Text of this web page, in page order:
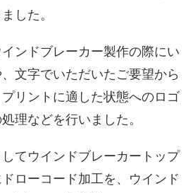
した。
ンドブレーカー製作の際にい
文字でいただいたご要望から
リントに適した状態へのロゴ
理などを行いました。
てウインドブレーカートップ
ドローコード加工を、ウインド